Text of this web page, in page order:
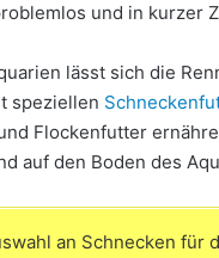
und in kurzer
lässt sich die
speziellen
Flockenfutter
auf den Boden des
an Schnecken für